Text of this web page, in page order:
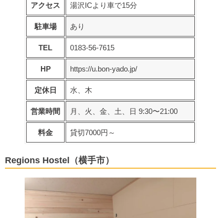
アクセス 湯沢ICより車で15分
駐車場 あり
TEL 0183-56-7615
HP https://u.bon-yado.jp/
定休日 水、木
営業時間 月、火、金、土、日 9:30〜21:00
料金 貸切7000円～
Regions Hostel（横手市）